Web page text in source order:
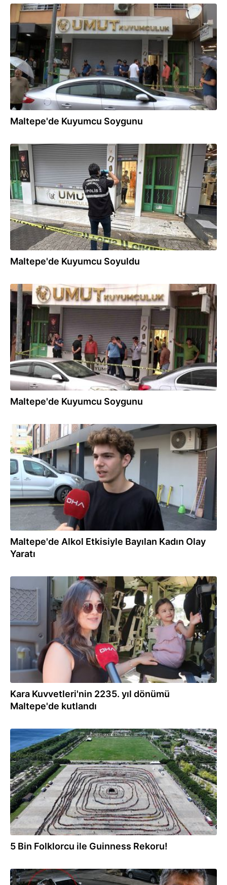
04.07.2026
Maltepe'de Kuyumcu Soygunu
04.07.2026
Maltepe'de Kuyumcu Soyuldu
04.07.2026
Maltepe'de Kuyumcu Soygunu
03.07.2026
Maltepe'de Alkol Etkisiyle Bayılan Kadın Olay
Yaratı
28.06.2026
Kara Kuvvetleri'nin 2235. yıl dönümü
Maltepe'de kutlandı
28.06.2026
5 Bin Folklorcu ile Guinness Rekoru!
26.06.2026